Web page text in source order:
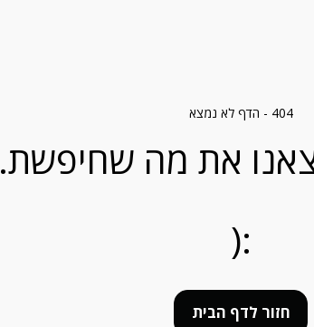
404 - הדף לא נמצא
את מה שחיפשת.
:(
חזור לדף הבית